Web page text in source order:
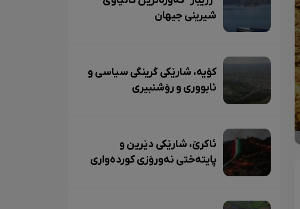
شیرینی جیهان
کۆیە، شارێکی گرینگی سیاسی و
ئابووری و رۆشنبیری
ئاکرێ، شارێکی دێرین و
پایتەختی نەورۆزی کوردەواری